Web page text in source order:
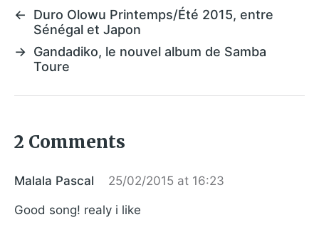
←
Duro Olowu Printemps/Été 2015, entre
Sénégal et Japon
→ Gandadiko, le nouvel album de Samba
Toure
2 Comments
Malala Pascal 25/02/2015 at 16:23
Good song! realy i like